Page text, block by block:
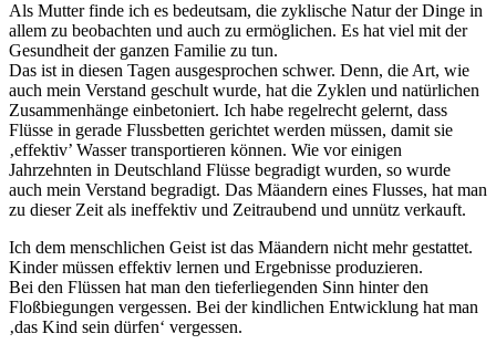
Als Mutter finde ich es bedeutsam, die zyklische Natur der Dinge in
allem zu beobachten und auch zu ermöglichen. Es hat viel mit der
Gesundheit der ganzen Familie zu tun.
Das ist in diesen Tagen ausgesprochen schwer. Denn, die Art, wie
auch mein Verstand geschult wurde, hat die Zyklen und natürlichen
Zusammenhänge einbetoniert. Ich habe regelrecht gelernt, dass
Flüsse in gerade Flussbetten gerichtet werden müssen, damit sie
‚effektiv’ Wasser transportieren können. Wie vor einigen
Jahrzehnten in Deutschland Flüsse begradigt wurden, so wurde
auch mein Verstand begradigt. Das Mäandern eines Flusses, hat man
zu dieser Zeit als ineffektiv und Zeitraubend und unnütz verkauft.
Ich dem menschlichen Geist ist das Mäandern nicht mehr gestattet.
Kinder müssen effektiv lernen und Ergebnisse produzieren.
Bei den Flüssen hat man den tieferliegenden Sinn hinter den
Floßbiegungen vergessen. Bei der kindlichen Entwicklung hat man
‚das Kind sein dürfen‘ vergessen.